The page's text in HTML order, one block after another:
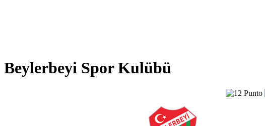
Beylerbeyi Spor Kulübü